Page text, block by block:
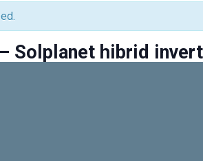
Solplanet hibrid